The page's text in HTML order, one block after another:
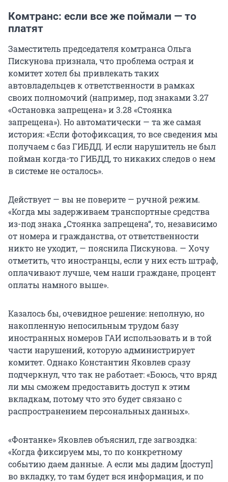
Комтранс: если все же поймали — то
платят
Заместитель председателя комтранса Ольга
Пискунова признала, что проблема острая и
комитет хотел бы привлекать таких
автовладельцев к ответственности в рамках
своих полномочий (например, под знаками 3.27
«Остановка запрещена» и 3.28 «Стоянка
запрещена»). Но автоматически — та же самая
история: «Если фотофиксация, то все сведения мы
получаем с баз ГИБДД. И если нарушитель не был
пойман когда-то ГИБДД, то никаких следов о нем
в системе не осталось».
Действует — вы не поверите — ручной режим.
«Когда мы задерживаем транспортные средства
из-под знака „Стоянка запрещена“, то, независимо
от номера и гражданства, от ответственности
никто не уходит, — пояснила Пискунова. — Хочу
отметить, что иностранцы, если у них есть штраф,
оплачивают лучше, чем наши граждане, процент
оплаты намного выше».
Казалось бы, очевидное решение: неполную, но
накопленную непосильным трудом базу
иностранных номеров ГАИ использовать и в той
части нарушений, которую администрирует
комитет. Однако Константин Яковлев сразу
подчеркнул, что так не работает: «Боюсь, что вряд
ли мы сможем предоставить доступ к этим
вкладкам, потому что это будет связано с
распространением персональных данных».
«Фонтанке» Яковлев объяснил, где загвоздка:
«Когда фиксируем мы, то по конкретному
событию даем данные. А если мы дадим [доступ]
во вкладку, то там будет вся информация, и по